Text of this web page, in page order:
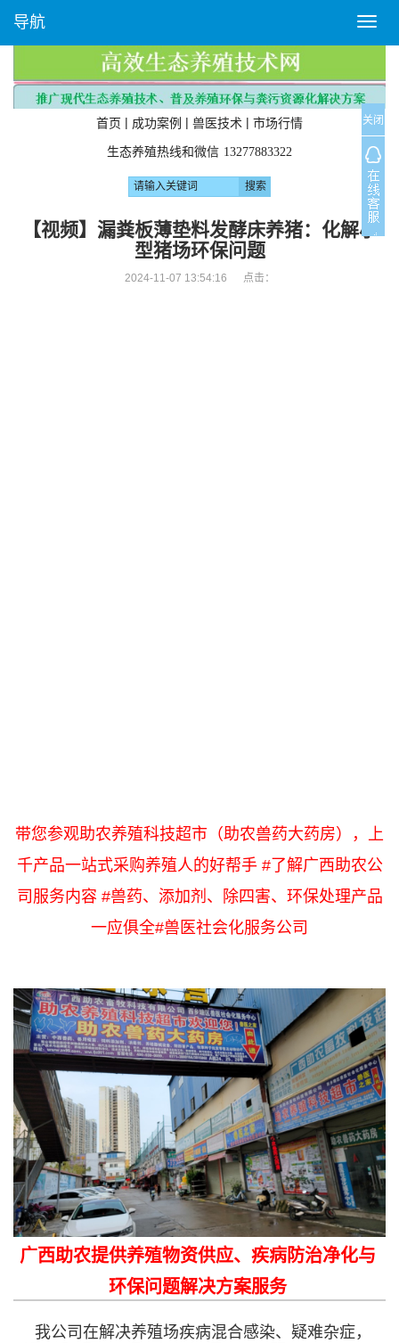
T
o
g
l
e
n
a
v
i
g
a
导航
首页 | 成功案例 | 兽医技术 | 市场行情
生态养殖热线和微信 13277883322
【视频】漏粪板薄垫料发酵床养猪：化解小
型猪场环保问题
2024-11-07 13:54:16 点击：
带您参观助农养殖科技超市（助农兽药大药房），上
千产品一站式采购养殖人的好帮手 #了解广西助农公
司服务内容 #兽药、添加剂、除四害、环保处理产品
一应俱全#兽医社会化服务公司
广西助农提供养殖物资供应、疾病防治净化与
环保问题解决方案服务
我公司在解决养殖场疾病混合感染、疑难杂症，
关闭